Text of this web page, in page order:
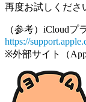
再度お試しくださ
（参考）iCloudプ
https://
※外部サイト（